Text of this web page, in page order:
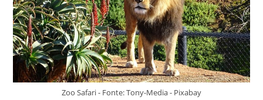
Zoo Safari - Fonte: Tony-Media - Pixabay